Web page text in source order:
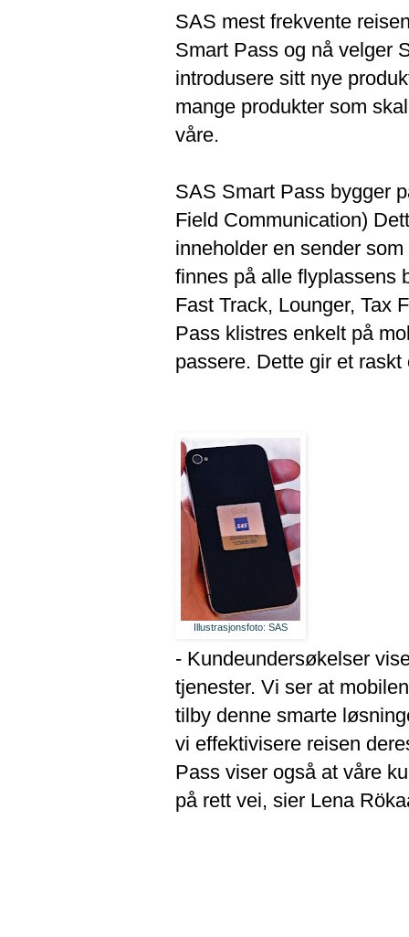
SAS mest frekvente
Smart Pass og nå velger
introdusere sitt nye
mange produkter som
våre.
SAS Smart Pass bygger
Field Communication)
inneholder en sender
finnes på alle flyplassens
Fast Track, Lounger, Tax
Pass klistres enkelt på
passere. Dette gir et
Illustrasjonsfoto: SAS
- Kundeundersøkelser
tjenester. Vi ser at
tilby denne smarte
vi effektivisere reisen
Pass viser også at våre
på rett vei, sier Lena